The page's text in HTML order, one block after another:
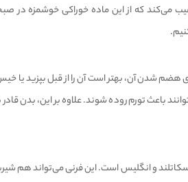
می‌کند که از این ماده خوراکی خوشمزه در
شدن آن، بهتر است آن را از قبل بپزید یا
باعث تورم روده شوند. علاوه بر این، بدن
اسکاتلند و انگلیس است. این فرنی می‌تواند